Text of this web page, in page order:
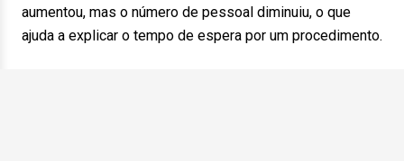
aumentou, mas o número de pessoal diminuiu, o que
ajuda a explicar o tempo de espera por um procedimento.